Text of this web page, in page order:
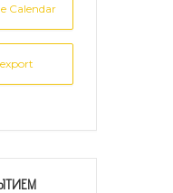
Calendar